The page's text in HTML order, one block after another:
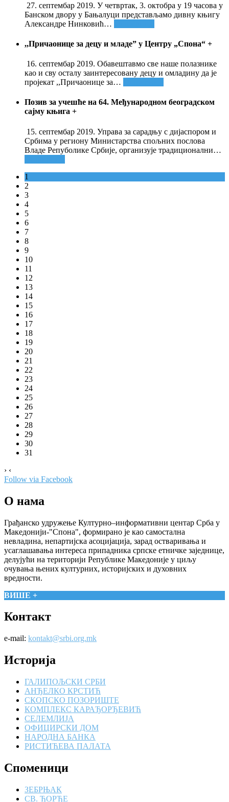
27. септембар 2019. У четвртак, 3. октобра у 19 часова у
Банском двору у Бањалуци представљамо дивну књигу
Александре Нинковић…
,,Причаонице за децу и младе” у Центру „Спона“ +
16. септембар 2019. Обавештавмо све наше полазнике
као и сву осталу заинтересовану децу и омладину да је
пројекат ,,Причаонице за…
Позив за учешће на 64. Међународном београдском
сајму књига +
15. септембар 2019. Управа за сарадњу с дијаспором и
Србима у региону Министарства спољних послова
Владе Репуболике Србије, организује традиционални…
1
2
3
4
5
6
7
8
9
10
11
12
13
14
15
16
17
18
19
20
21
22
23
24
25
26
27
28
29
30
31
› ‹
Follow via Facebook
О нама
Грађанско удружење Културно–информативни центар Срба у
Македонији-"Спона", формирано је као самостална
невладина, непартијска асоцијација, зарад остваривања и
усаглашавања интереса припадника српске етничке заједнице,
делујући на територији Републике Македоније у циљу
очувања њених културних, историјских и духовних
вредности.
ВИШЕ +
Контакт
e-mail: kontakt@srbi.org.mk
Историја
ГАЛИПОЉСКИ СРБИ
АНЂЕЛКО КРСТИЋ
СКОПСКО ПОЗОРИШТЕ
КОМПЛЕКС КАРАЂОРЂЕВИЋ
СЕЛЕМЛИЈА
ОФИЦИРСКИ ДОМ
НАРОДНА БАНКА
РИСТИЋЕВА ПАЛАТА
Споменици
ЗЕБРЊАК
СВ. ЂОРЂЕ